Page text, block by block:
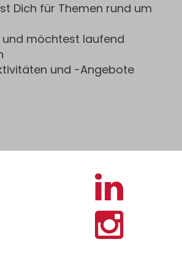
Dich für Themen rund um
möchtest laufend
und -Angebote